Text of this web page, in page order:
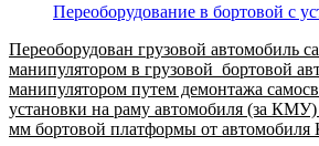
Переоборудование в бортовой с
Переоборудован грузовой автомобиль
манипулятором в грузовой бортовой
манипулятором путем демонтажа
установки на раму автомобиля (за
мм бортовой платформы от